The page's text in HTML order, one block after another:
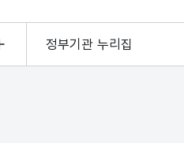
정부기관 누리집